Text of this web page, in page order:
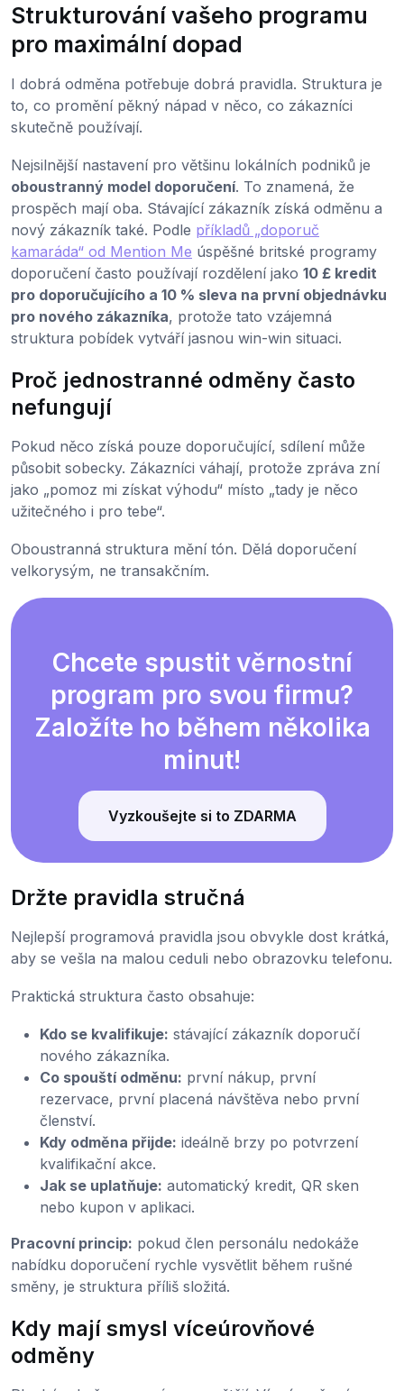
Strukturování vašeho programu
pro maximální dopad
I dobrá odměna potřebuje dobrá pravidla. Struktura je
to, co promění pěkný nápad v něco, co zákazníci
skutečně používají.
Nejsilnější nastavení pro většinu lokálních podniků je
oboustranný model doporučení. To znamená, že
prospěch mají oba. Stávající zákazník získá odměnu a
nový zákazník také. Podle příkladů „doporuč
kamaráda“ od Mention Me úspěšné britské programy
doporučení často používají rozdělení jako 10 £ kredit
pro doporučujícího a 10 % sleva na první objednávku
pro nového zákazníka, protože tato vzájemná
struktura pobídek vytváří jasnou win-win situaci.
Proč jednostranné odměny často
nefungují
Pokud něco získá pouze doporučující, sdílení může
působit sobecky. Zákazníci váhají, protože zpráva zní
jako „pomoz mi získat výhodu“ místo „tady je něco
užitečného i pro tebe“.
Oboustranná struktura mění tón. Dělá doporučení
velkorysým, ne transakčním.
Chcete spustit věrnostní
program pro svou firmu?
Založíte ho během několika
minut!
Vyzkoušejte si to ZDARMA
Držte pravidla stručná
Nejlepší programová pravidla jsou obvykle dost krátká,
aby se vešla na malou ceduli nebo obrazovku telefonu.
Praktická struktura často obsahuje:
Kdo se kvalifikuje: stávající zákazník doporučí
nového zákazníka.
Co spouští odměnu: první nákup, první
rezervace, první placená návštěva nebo první
členství.
Kdy odměna přijde: ideálně brzy po potvrzení
kvalifikační akce.
Jak se uplatňuje: automatický kredit, QR sken
nebo kupon v aplikaci.
Pracovní princip: pokud člen personálu nedokáže
nabídku doporučení rychle vysvětlit během rušné
směny, je struktura příliš složitá.
Kdy mají smysl víceúrovňové
odměny